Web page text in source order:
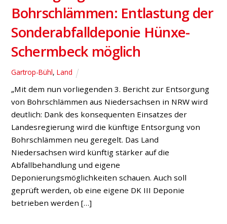
Bohrschlämmen: Entlastung der
Sonderabfalldeponie Hünxe-
Schermbeck möglich
Gartrop-Bühl,Land
„Mit dem nun vorliegenden 3. Bericht zur Entsorgung
von Bohrschlämmen aus Niedersachsen in NRW wird
deutlich: Dank des konsequenten Einsatzes der
Landesregierung wird die künftige Entsorgung von
Bohrschlämmen neu geregelt. Das Land
Niedersachsen wird künftig stärker auf die
Abfallbehandlung und eigene
Deponierungsmöglichkeiten schauen. Auch soll
geprüft werden, ob eine eigene DK III Deponie
betrieben werden […]